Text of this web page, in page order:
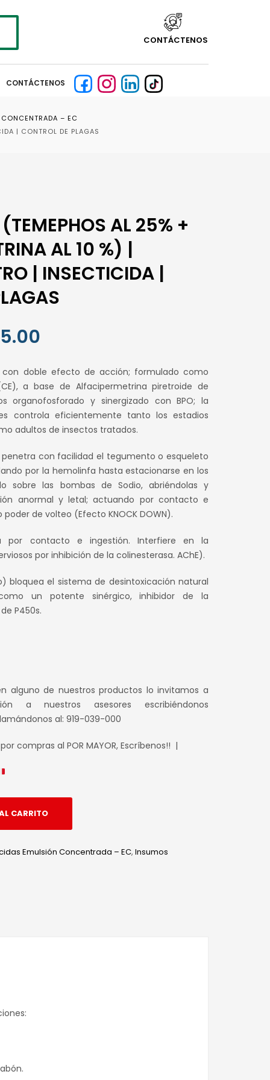
CONTÁCTENOS
CONTÁCTENOS
– EC
| CONTROL DE PLAGAS
AL 25% +
AL 10 %) |
| INSECTICIDA |
actual
es:
S/ 155.00.
doble efecto de acción; formulado como
a base de Alfacipermetrina piretroide de
organofosforado y sinergizado con BPO; la
controla eficientemente tanto los estadios
adultos de insectos tratados.
penetra con facilidad el tegumento o esqueleto
por la hemolinfa hasta estacionarse en los
sobre las bombas de Sodio, abriéndolas y
anormal y letal; actuando por contacto e
de volteo (Efecto KNOCK DOWN).
contacto e ingestión. Interfiere en la
por inhibición de la colinesterasa. AChE).
bloquea el sistema de desintoxicación natural
un potente sinérgico, inhibidor de la
P450s.
alguno de nuestros productos lo invitamos a
a nuestros asesores escribiéndonos
al: 919-039-000
compras al POR MAYOR, Escríbenos!! |
CARRITO
Emulsión Concentrada – EC, Insumos